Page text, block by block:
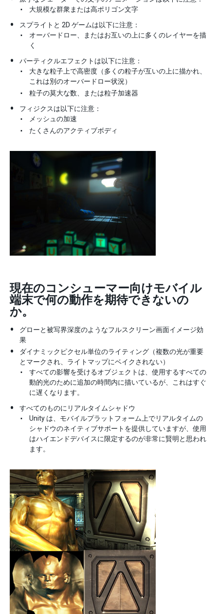
大規模な群衆または高ポリゴン文字
スプライトと 2D ゲームは以下に注意：
オーバードロー、またはお互いの上に多くのレイヤーを描
く
パーティクルエフェクトは以下に注意：
大きな粒子上で高密度（多くの粒子が互いの上に描かれ、
これは別のオーバードロー状況）
粒子の莫大な数、または粒子加速器
フィジクスは以下に注意：
メッシュの加速
たくさんのアクティブボディ
現在のコンシューマー向けモバイル
端末で何の動作を期待できないの
か。
グローと被写界深度のようなフルスクリーン画面イメージ効
果
ダイナミックピクセル単位のライティング（複数の光が重要
とマークされ、ライトマップにベイクされない）
すべての影響を受けるオブジェクトは、使用するすべての
動的光のために追加の時間内に描いているが、これはすぐ
に遅くなります。
すべてのものにリアルタイムシャドウ
Unity は、モバイルプラットフォーム上でリアルタイムの
シャドウのネイティブサポートを提供していますが、使用
はハイエンドデバイスに限定するのが非常に賢明と思われ
ます。